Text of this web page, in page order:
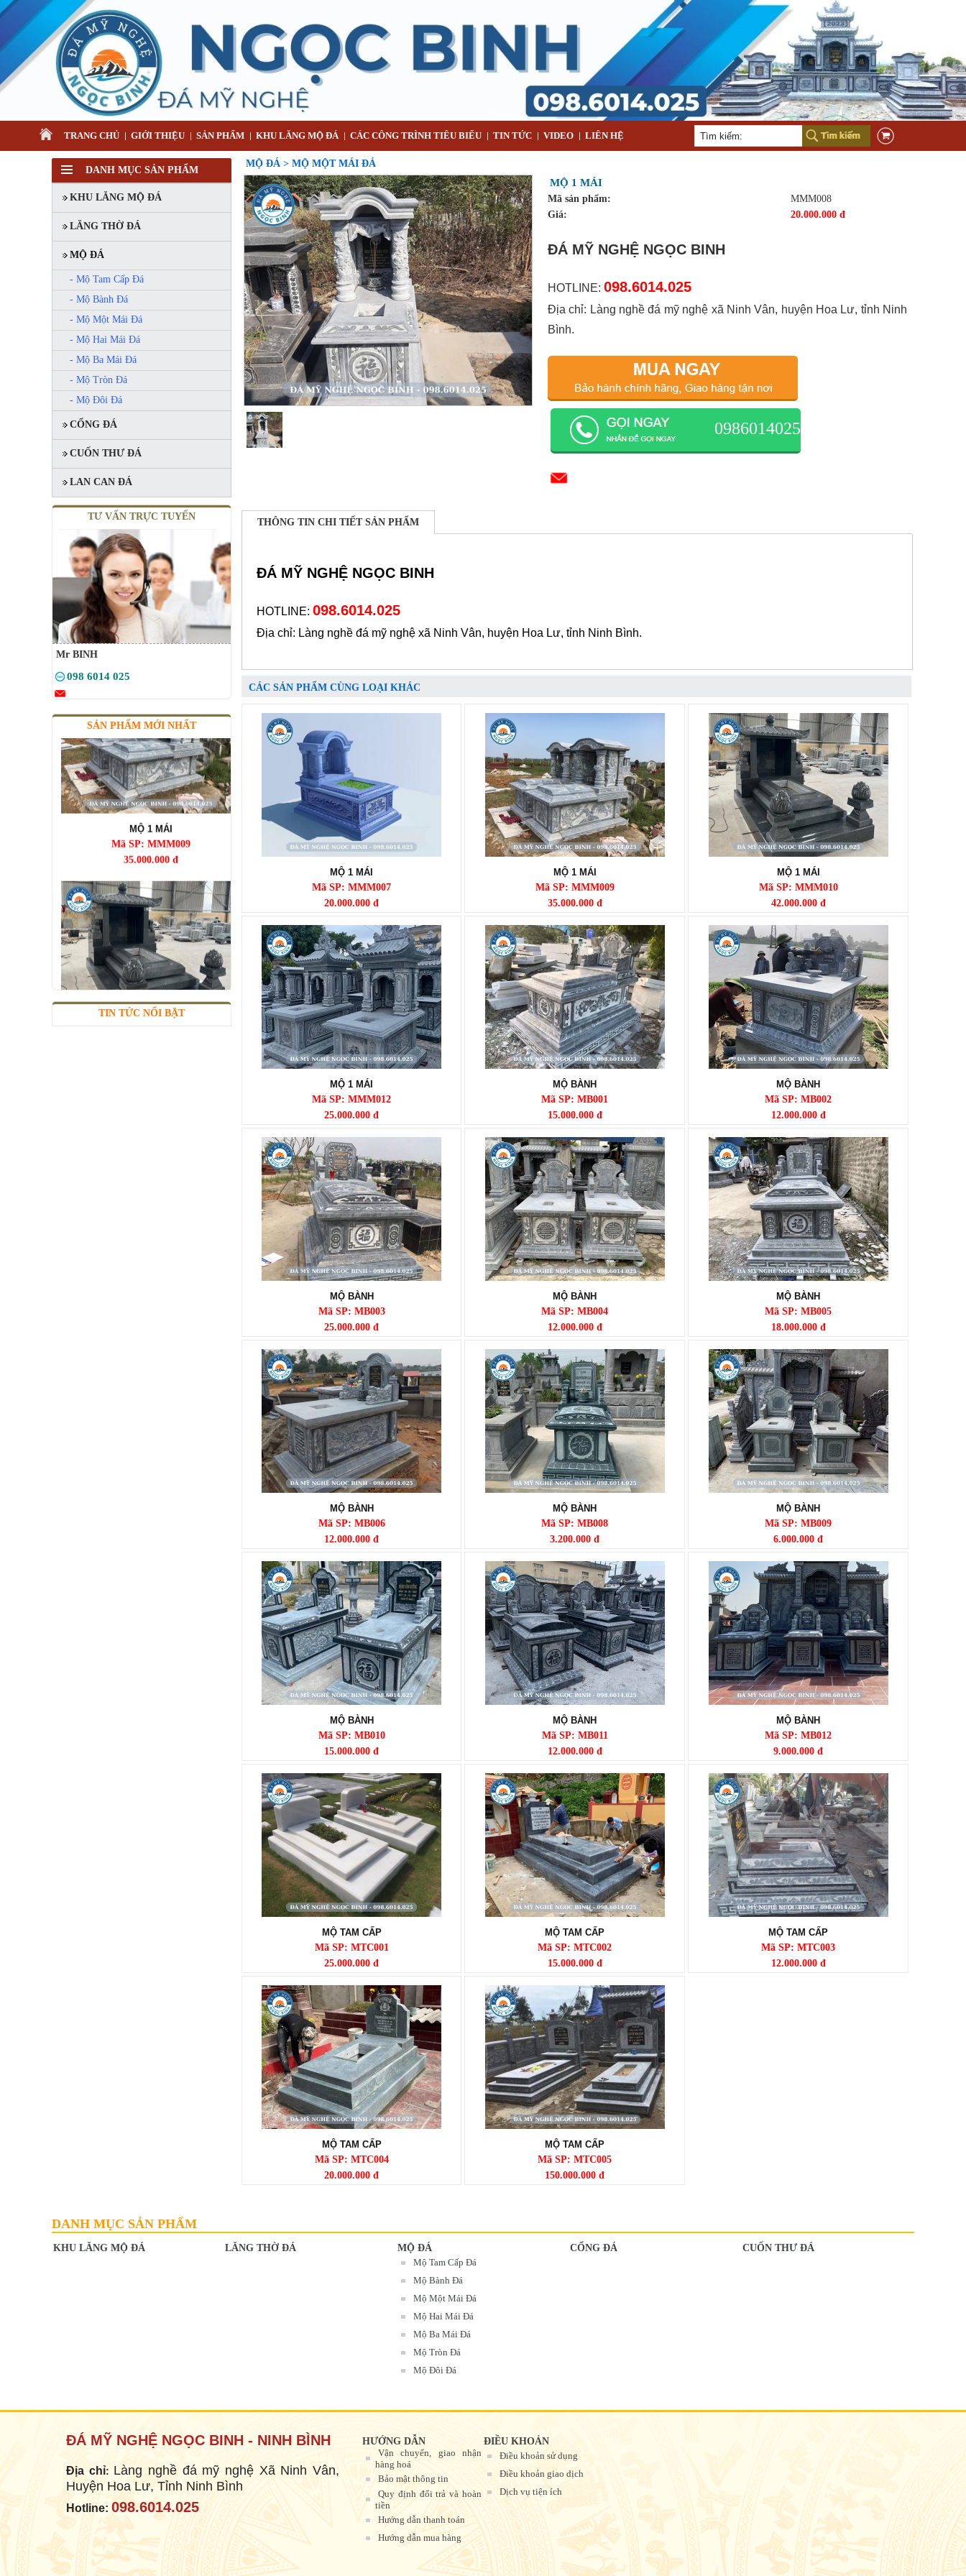
TRANG CHỦ GIỚI THIỆU SẢN PHẨM KHU LĂNG MỘ ĐÁ CÁC CÔNG TRÌNH TIÊU BIỂU TIN TỨC VIDEO LIÊN HỆ
DANH MỤC SẢN PHẨM
KHU LĂNG MỘ ĐÁ
LĂNG THỜ ĐÁ
MỘ ĐÁ
- Mộ Tam Cấp Đá
- Mộ Bành Đá
- Mộ Một Mái Đá
- Mộ Hai Mái Đá
- Mộ Ba Mái Đá
- Mộ Tròn Đá
- Mộ Đôi Đá
CỔNG ĐÁ
CUỐN THƯ ĐÁ
LAN CAN ĐÁ
TƯ VẤN TRỰC TUYẾN
Mr BINH
098 6014 025
SẢN PHẨM MỚI NHẤT
MỘ 1 MÁI
Mã SP: MMM007
MỘ 1 MÁI
Mã SP: MMM008
20.000.000 đ
MỘ 1 MÁI
Mã SP: MMM009
MỘ 1 MÁI
Mã SP: MMM010
TIN TỨC NỔI BẬT
MỘ ĐÁ > MỘ MỘT MÁI ĐÁ
MỘ 1 MÁI
Mã sản phẩm:
MMM008
Giá:
20.000.000 đ
ĐÁ MỸ NGHỆ NGỌC BINH
HOTLINE: 098.6014.025
Địa chỉ: Làng nghề đá mỹ nghệ xã Ninh Vân, huyện Hoa Lư, tỉnh Ninh
Bình.
0986014025
THÔNG TIN CHI TIẾT SẢN PHẨM
ĐÁ MỸ NGHỆ NGỌC BINH
HOTLINE: 098.6014.025
Địa chỉ: Làng nghề đá mỹ nghệ xã Ninh Vân, huyện Hoa Lư, tỉnh Ninh Bình.
CÁC SẢN PHẨM CÙNG LOẠI KHÁC
MỘ 1 MÁI
Mã SP: MMM007
20.000.000 đ
MỘ 1 MÁI
Mã SP: MMM009
35.000.000 đ
MỘ 1 MÁI
Mã SP: MMM010
42.000.000 đ
MỘ 1 MÁI
Mã SP: MMM012
25.000.000 đ
MỘ BÀNH
Mã SP: MB001
15.000.000 đ
MỘ BÀNH
Mã SP: MB002
12.000.000 đ
MỘ BÀNH
Mã SP: MB003
25.000.000 đ
MỘ BÀNH
Mã SP: MB004
12.000.000 đ
MỘ BÀNH
Mã SP: MB005
18.000.000 đ
MỘ BÀNH
Mã SP: MB006
12.000.000 đ
MỘ BÀNH
Mã SP: MB008
3.200.000 đ
MỘ BÀNH
Mã SP: MB009
6.000.000 đ
MỘ BÀNH
Mã SP: MB010
15.000.000 đ
MỘ BÀNH
Mã SP: MB011
12.000.000 đ
MỘ BÀNH
Mã SP: MB012
9.000.000 đ
MỘ TAM CẤP
Mã SP: MTC001
25.000.000 đ
MỘ TAM CẤP
Mã SP: MTC002
15.000.000 đ
MỘ TAM CẤP
Mã SP: MTC003
12.000.000 đ
MỘ TAM CẤP
Mã SP: MTC004
20.000.000 đ
MỘ TAM CẤP
Mã SP: MTC005
150.000.000 đ
DANH MỤC SẢN PHẨM
KHU LĂNG MỘ ĐÁ LĂNG THỜ ĐÁ
MỘ ĐÁ
Mộ Tam Cấp Đá
Mộ Bành Đá
Mộ Một Mái Đá
Mộ Hai Mái Đá
Mộ Ba Mái Đá
Mộ Tròn Đá
Mộ Đôi Đá
CỔNG ĐÁ CUỐN THƯ ĐÁ
ĐÁ MỸ NGHỆ NGỌC BINH - NINH BÌNH
Địa chỉ: Làng nghề đá mỹ nghệ Xã Ninh Vân,
Huyện Hoa Lư, Tỉnh Ninh Bình
Hotline: 098.6014.025
HƯỚNG DẪN
Vận chuyển, giao nhận
hàng hoá
Bảo mật thông tin
Quy định đổi trả và hoàn
tiền
Hướng dẫn thanh toán
Hướng dẫn mua hàng
ĐIỀU KHOẢN
Điều khoản sử dụng
Điều khoản giao dịch
Dịch vụ tiện ích